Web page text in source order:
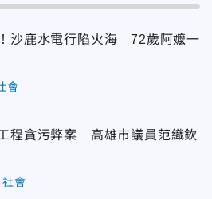
沙鹿水電行陷火海 72歲阿嬤一
會
程貪污弊案 高雄市議員范織欽
社會